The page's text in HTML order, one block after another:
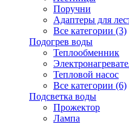
Поручни
Адаптеры для
Все категории (3)
Подогрев воды
Теплообменник
Тепловой насос
Все категории (6)
Подсветка воды
Прожектор
Лампа